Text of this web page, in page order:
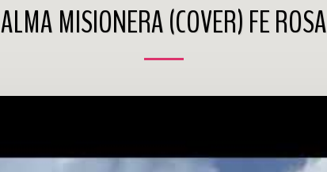
ALMA MISIONERA (COVER) FE ROSA